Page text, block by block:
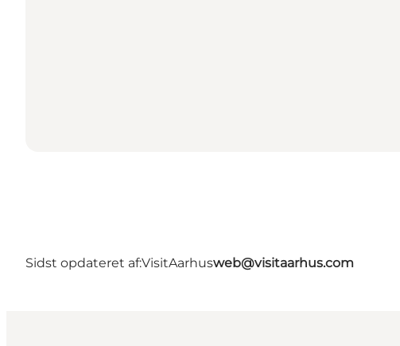
Sidst opdateret af:VisitAarhusweb@visitaarhus.com